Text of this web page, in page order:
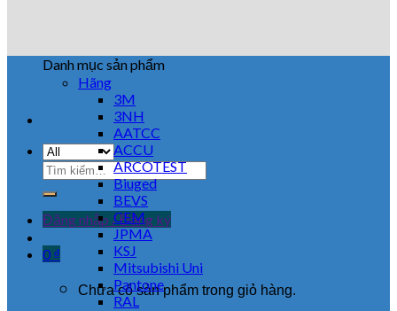
Đăng nhập / Đăng ký
0 ₫
Chưa có sản phẩm trong giỏ hàng.
Danh mục sản phẩm
Hãng
3M
3NH
AATCC
ACCU
ARCOTEST
Biuged
BEVS
CEM
JPMA
KSJ
Mitsubishi Uni
Pantone
RAL